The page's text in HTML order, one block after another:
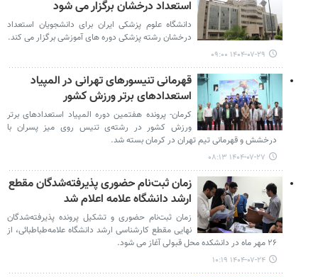
استعداد درخشان برگزار می شود
دانشگاه علوم پزشکی ایران برای دانشجویان استعداد
درخشان رشته پزشکی دوره های آموزشی برگزار می کند.
۱۴۰۴-۰۷-۲۹ ۰۹:۰۰
قهرمانی تنیسورهای تهرانی در المپیاد
استعدادهای برتر ورزش کشور
کرمان- پرونده‌ هفتمین دوره المپیاد استعدادهای برتر
ورزش کشور در رشته‌ی تنیس روی میز پسران با
درخشش و قهرمانی تیم تهران در کرمان بسته شد.
۱۴۰۴-۰۷-۲۷ ۰۸:۱۳
زمان ثبت‌نام حضوری پذیرفته‌شدگان مقطع
ارشد دانشگاه علامه اعلام شد
زمان ثبت‌نام حضوری و تشکیل پرونده پذیرفته‌شدگان
نهایی مقطع کارشناسی ارشد دانشگاه علامه‌طباطبائی، از
۲۶ مهر ماه در دانشکده محل قبولی آغاز می شود.
۱۴۰۴-۰۷-۲۴ ۱۰:۱۹